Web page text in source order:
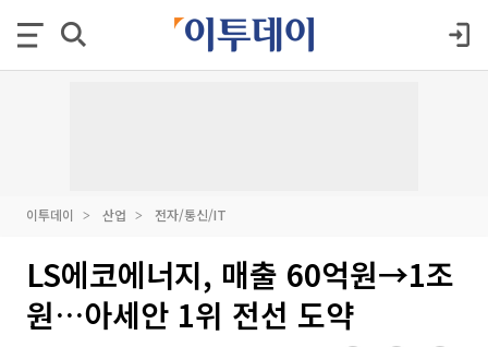
이투데이 산업 전자/통신/IT
LS에코에너지, 매출 60억원→1조
원…아세안 1위 전선 도약